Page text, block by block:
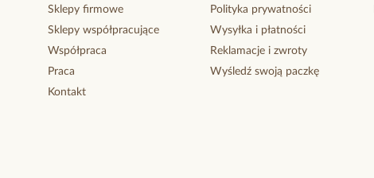
Sklepy firmowe
Sklepy współpracujące
Współpraca
Praca
Kontakt
Polityka prywatności
Wysyłka i płatności
Reklamacje i zwroty
Wyśledź swoją paczkę